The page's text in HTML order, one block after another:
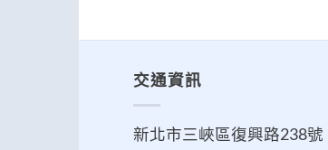
交通資訊
新北市三峽區復興路238號